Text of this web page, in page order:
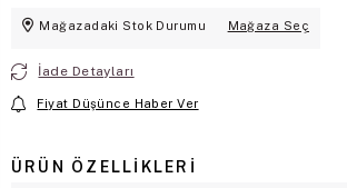
Mağazadaki Stok Durumu Mağaza Seç
İade Detayları
Fiyat Düşünce Haber Ver
ÜRÜN ÖZELLIKLERI